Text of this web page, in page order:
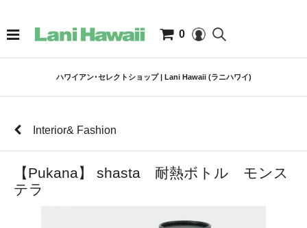
0
ハワイアン･セレクトショップ | Lani Hawaii (ラニハワイ)
Interior& Fashion
【Pukana】 shasta 耐熱ボトル モンス
テラ